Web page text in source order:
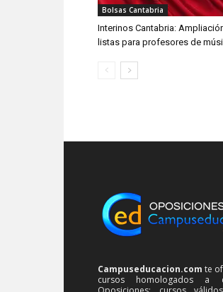
Bolsas Cantabria
Interinos Cantabria:
listas para profesores de
Campuseducacion.com te
cursos homologados a